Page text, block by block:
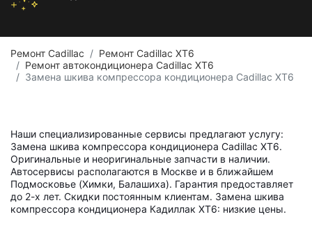
Ремонт Cadillac
Ремонт Cadillac XT6
Ремонт автокондиционера Cadillac XT6
Замена шкива компрессора кондиционера Cadillac XT6
Наши специализированные сервисы предлагают услугу:
Замена шкива компрессора кондиционера Cadillac XT6.
Оригинальные и неоригинальные запчасти в наличии.
Автосервисы располагаются в Москве и в ближайшем
Подмосковье (Химки, Балашиха). Гарантия предоставляет
до 2-х лет. Скидки постоянным клиентам. Замена шкива
компрессора кондиционера Кадиллак ХТ6: низкие цены.